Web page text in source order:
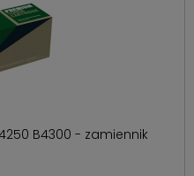
B4300 - zamiennik